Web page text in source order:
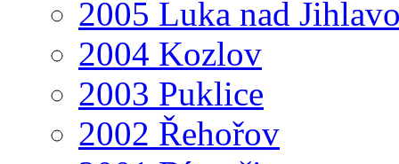
2005 Luka nad
2004 Kozlov
2003 Puklice
2002 Řehořov